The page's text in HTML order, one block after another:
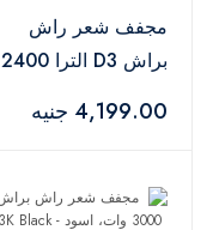
مجفف شعر راش
براش D3 الترا 2400
للحرارة - D3 Ultra
4,199.00 جنيه